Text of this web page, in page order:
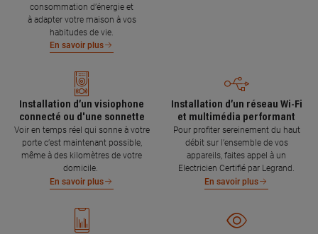
consommation d’énergie et
à adapter votre maison à vos
habitudes de vie.
En savoir plus
Installation d’un visiophone
connecté ou d'une sonnette
Voir en temps réel qui sonne à votre
porte c’est maintenant possible,
même à des kilomètres de votre
domicile.
En savoir plus
Installation d’un réseau Wi-Fi
et multimédia performant
Pour profiter sereinement du haut
débit sur l’ensemble de vos
appareils, faites appel à un
Electricien Certifié par Legrand.
En savoir plus